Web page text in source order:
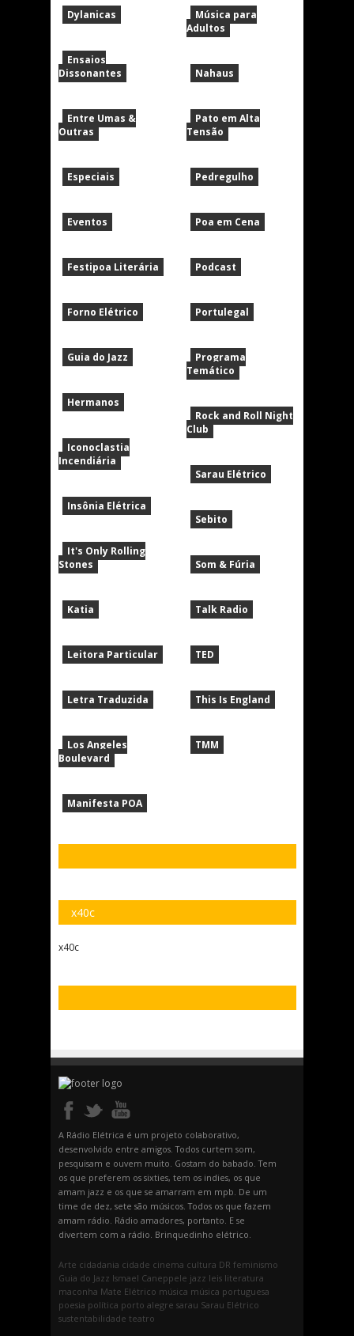
Dylanicas
Ensaios
Dissonantes
Entre Umas &
Outras
Especiais
Eventos
Festipoa Literária
Forno Elétrico
Guia do Jazz
Hermanos
Iconoclastia
Incendiária
Insônia Elétrica
It's Only Rolling
Stones
Katia
Leitora Particular
Letra Traduzida
Los Angeles
Boulevard
Manifesta POA
Música para
Adultos
Nahaus
Pato em Alta
Tensão
Pedregulho
Poa em Cena
Podcast
Portulegal
Programa
Temático
Rock and Roll Night
Club
Sarau Elétrico
Sebito
Som & Fúria
Talk Radio
TED
This Is England
TMM
x40c
x40c
A Rádio Elétrica é um projeto colaborativo,
desenvolvido entre amigos. Todos curtem som,
pesquisam e ouvem muito. Gostam do babado. Tem
os que preferem os sixties, tem os indies, os que
amam jazz e os que se amarram em mpb. De um
time de dez, sete são músicos. Todos os que fazem
amam rádio. Rádio amadores, portanto. E se
divertem com a rádio. Brinquedinho elétrico.
Arte cidadania cidade cinema cultura DR feminismo
Guia do Jazz Ismael Caneppele jazz leis literatura
maconha Mate Elétrico música música portuguesa
poesia política porto alegre sarau Sarau Elétrico
sustentabilidade teatro